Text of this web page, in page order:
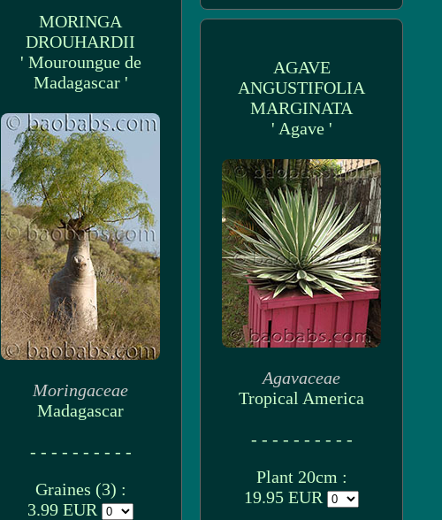
MORINGA
DROUHARDII
' Mouroungue de
Madagascar '
Moringaceae
Madagascar
- - - - - - - - - -
Graines (3) :
3.99 EUR
AGAVE
ANGUSTIFOLIA
MARGINATA
' Agave '
Agavaceae
Tropical America
- - - - - - - - - -
Plant 20cm :
19.95 EUR